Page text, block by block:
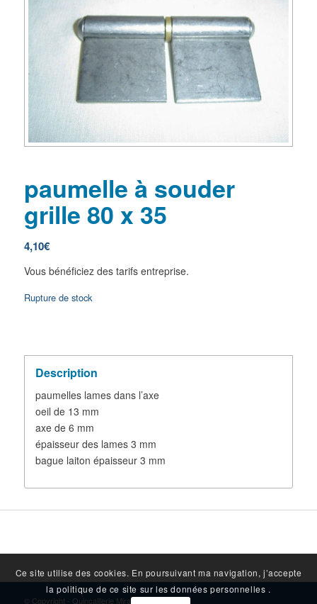
paumelle à souder
grille 80 x 35
4,10€
Vous bénéficiez des tarifs entreprise.
Rupture de stock
Description
paumelles lames dans l’axe
oeil de 13 mm
axe de 6 mm
épaisseur des lames 3 mm
bague laiton épaisseur 3 mm
© Copyright - Quincaillerie Mirambeau
Ce site utilise des cookies. En poursuivant ma navigation, j’accepte
la politique de ce site sur les données personnelles .